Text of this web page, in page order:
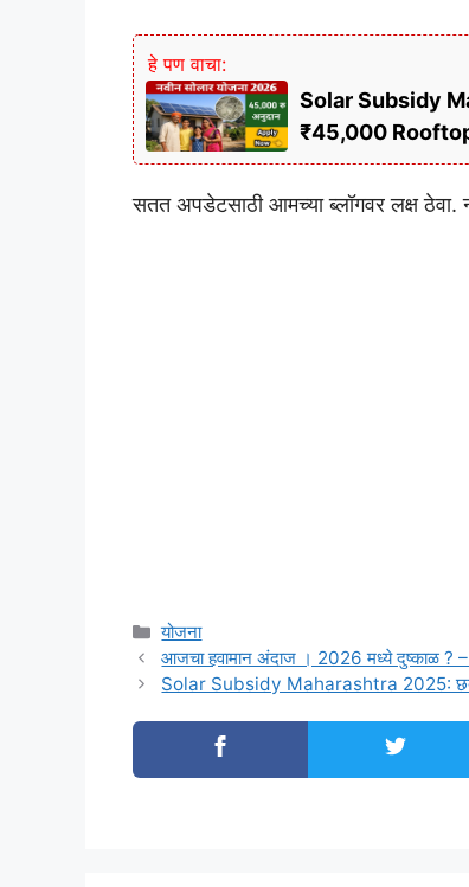
हे पण वाचा:
Solar Subsidy
₹45,000
सतत अपडेटसाठी आमच्या ब्लॉगवर लक्ष
Categories
योजना
आजचा हवामान अंदाज । 2026 मध्ये दुष्काळ ?
Solar Subsidy Maharashtra 2025: